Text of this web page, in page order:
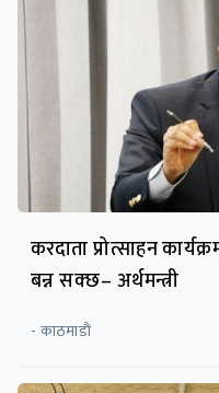
करदाता प्रोत्साहन
बन्न सक्छ– अर्थमन्त्री
- काठमाडाैं